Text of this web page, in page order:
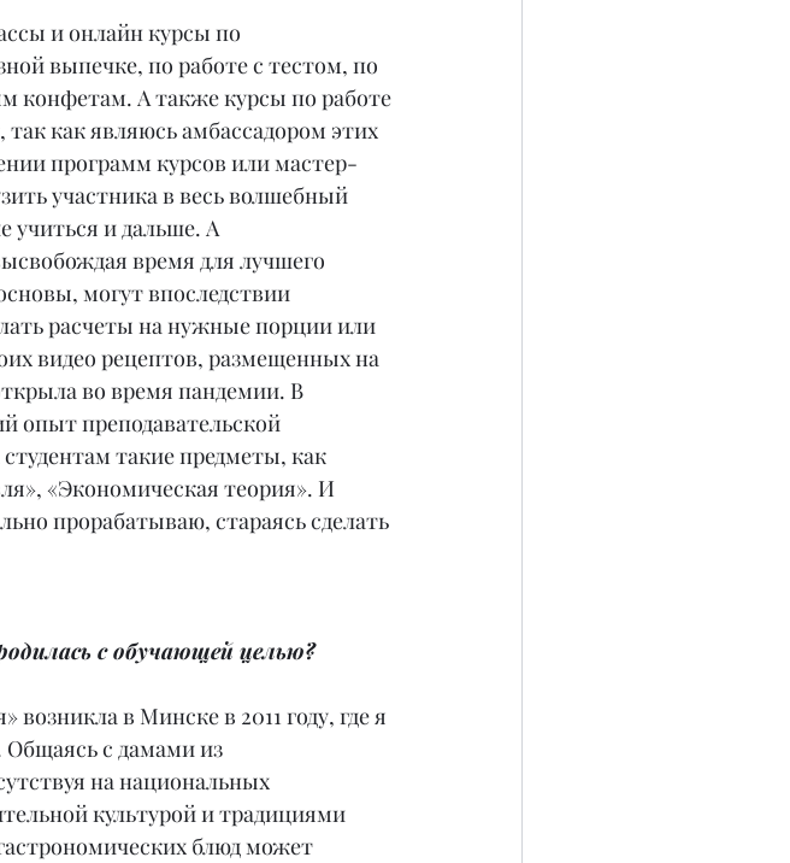
и онлайн курсы по
выпечке, по работе с тестом, по
конфетам. А также курсы по работе
как являюсь амбассадором этих
программ курсов или мастер-
участника в весь волшебный
учиться и дальше. А
время для лучшего
могут впоследствии
расчеты на нужные порции или
видео рецептов, размещенных на
во время пандемии. В
опыт преподавательской
такие предметы, как
«Экономическая теория». И
прорабатываю, стараясь сделать
с обучающей целью?
в Минске в 2011 году, где я
Общаясь с дамами из
на национальных
культурой и традициями
блюд может